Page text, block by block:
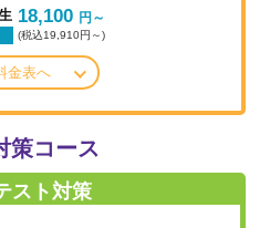
18,100 円～
(税込19,910円～)
金表へ
策コース
スト対策